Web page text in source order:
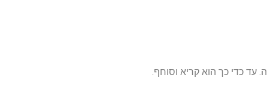
כדי כך הוא קריא וסוחף.